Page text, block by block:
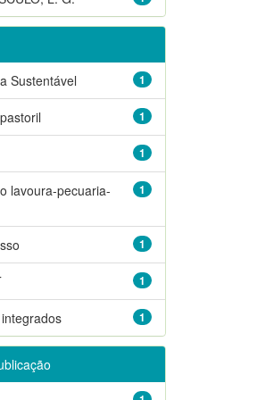
1
Sustentável
1
1
1
lavoura-pecuaria-
1
1
1